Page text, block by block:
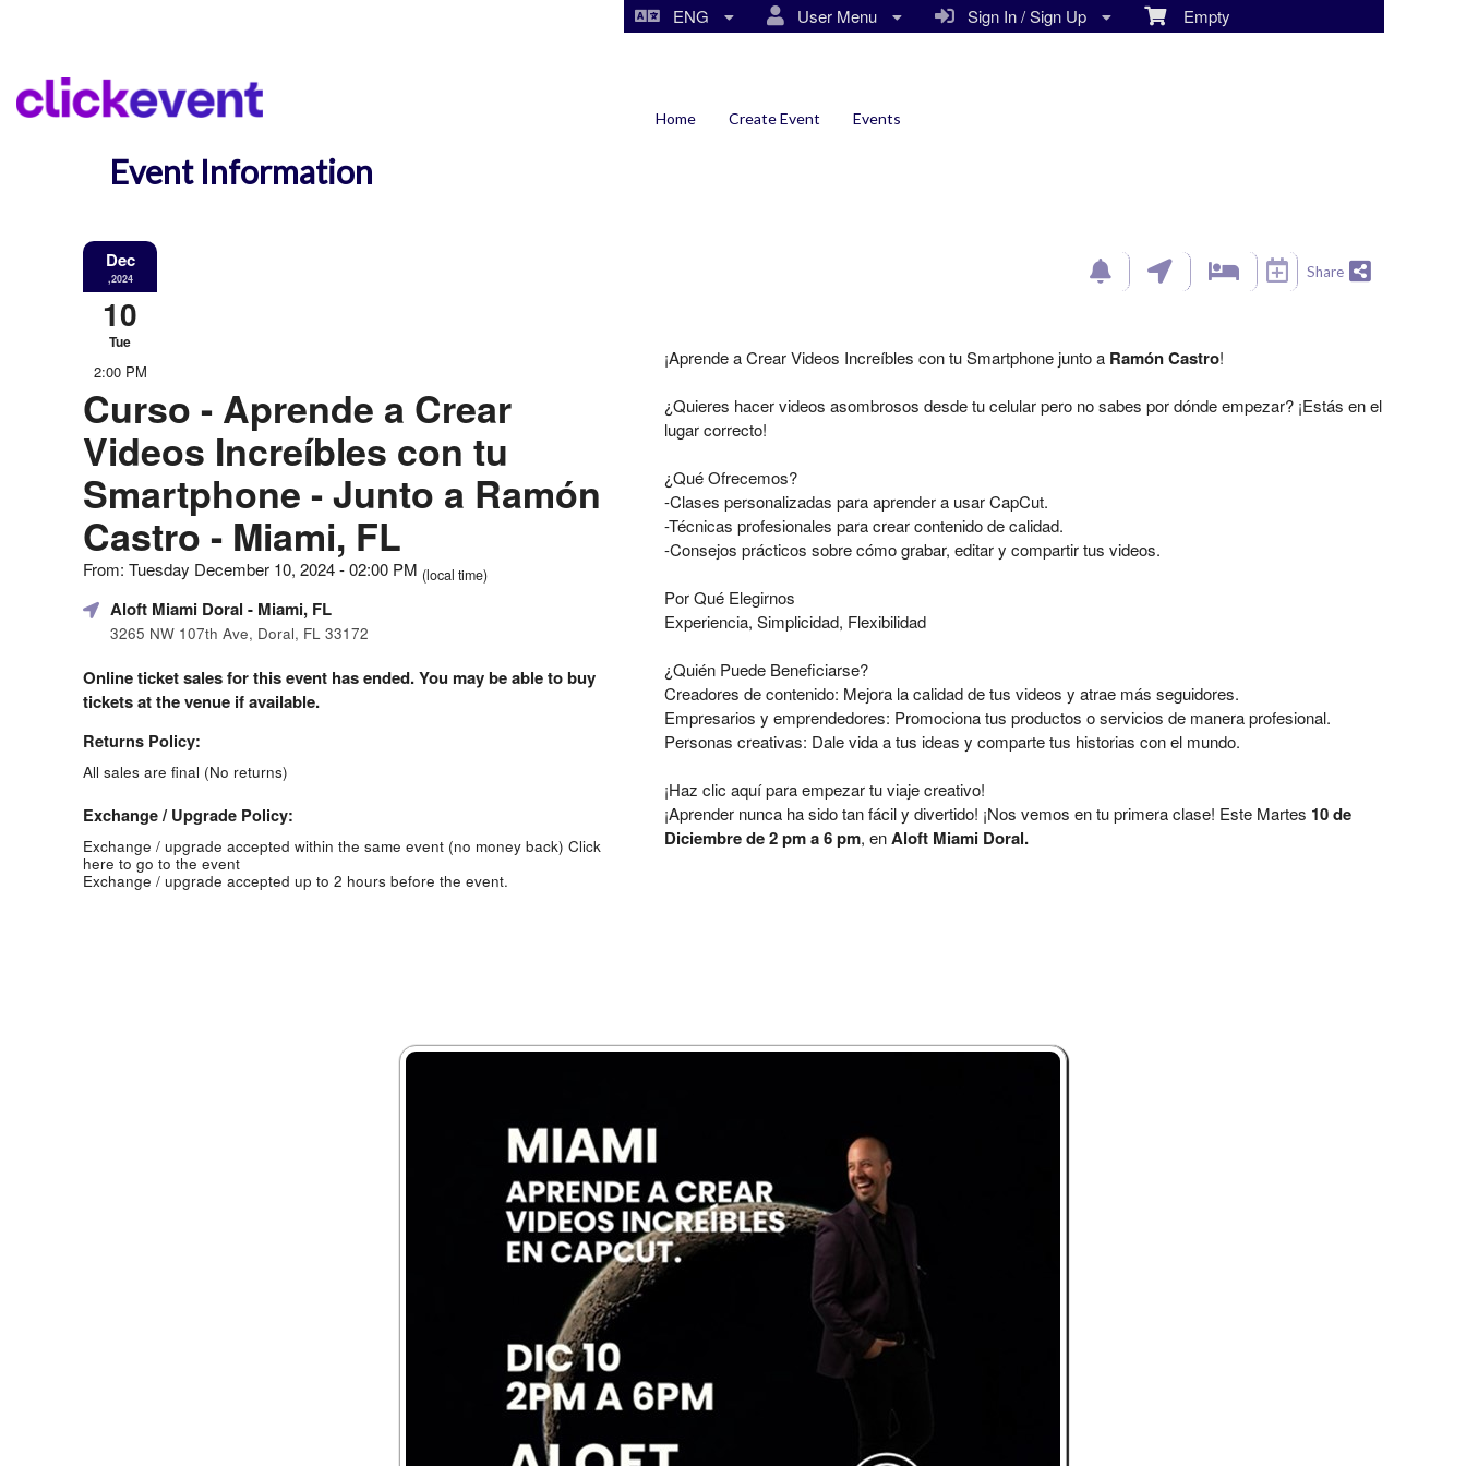
Empty
Sign In / Sign Up
User Menu
ENG
Home Create Event Events
Event Information
Dec
,2024
10
Tue
2:00 PM
Curso - Aprende a Crear
Videos Increíbles con tu
Smartphone - Junto a Ramón
Castro - Miami, FL
From: Tuesday December 10, 2024 - 02:00 PM (local time)
Aloft Miami Doral - Miami, FL
3265 NW 107th Ave, Doral, FL 33172
Online ticket sales for this event has ended. You may be able to buy
tickets at the venue if available.
Returns Policy:
All sales are final (No returns)
Exchange / Upgrade Policy:
Exchange / upgrade accepted within the same event (no money back) Click
here to go to the event
Exchange / upgrade accepted up to 2 hours before the event.
Share
¡Aprende a Crear Videos Increíbles con tu Smartphone junto a Ramón Castro!
¿Quieres hacer videos asombrosos desde tu celular pero no sabes por dónde empezar? ¡Estás en el
lugar correcto!
¿Qué Ofrecemos?
-Clases personalizadas para aprender a usar CapCut.
-Técnicas profesionales para crear contenido de calidad.
-Consejos prácticos sobre cómo grabar, editar y compartir tus videos.
Por Qué Elegirnos
Experiencia, Simplicidad, Flexibilidad
¿Quién Puede Beneficiarse?
Creadores de contenido: Mejora la calidad de tus videos y atrae más seguidores.
Empresarios y emprendedores: Promociona tus productos o servicios de manera profesional.
Personas creativas: Dale vida a tus ideas y comparte tus historias con el mundo.
¡Haz clic aquí para empezar tu viaje creativo!
¡Aprender nunca ha sido tan fácil y divertido! ¡Nos vemos en tu primera clase! Este Martes 10 de
Diciembre de 2 pm a 6 pm, enAloft Miami Doral.